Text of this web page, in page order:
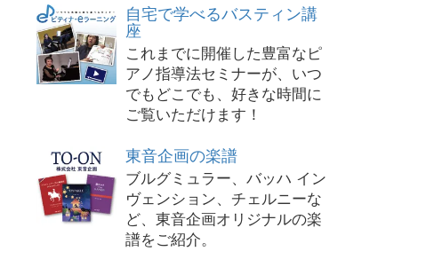
自宅で学べるバスティン講
座
これまでに開催した豊富なピ
アノ指導法セミナーが、いつ
でもどこでも、好きな時間に
ご覧いただけます！
東音企画の楽譜
ブルグミュラー、バッハ イン
ヴェンション、チェルニーな
ど、東音企画オリジナルの楽
譜をご紹介。